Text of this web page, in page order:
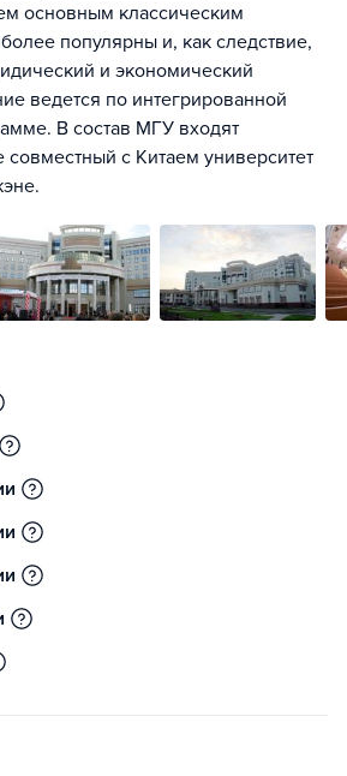
основным классическим
популярны и, как следствие,
и экономический
ведется по интегрированной
В состав МГУ входят
совместный с Китаем университет